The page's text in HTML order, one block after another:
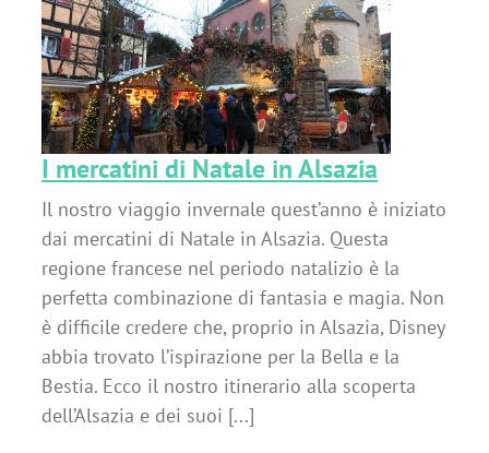
I mercatini di Natale in Alsazia
Il nostro viaggio invernale quest’anno è iniziato
dai mercatini di Natale in Alsazia. Questa
regione francese nel periodo natalizio è la
perfetta combinazione di fantasia e magia. Non
è difficile credere che, proprio in Alsazia, Disney
abbia trovato l’ispirazione per la Bella e la
Bestia. Ecco il nostro itinerario alla scoperta
dell’Alsazia e dei suoi [...]